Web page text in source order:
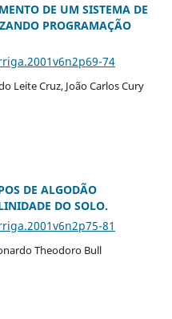
DE UM SISTEMA DE
PROGRAMAÇÃO
74
Leite Cruz, João Carlos Cury
DE ALGODÃO
DO SOLO.
81
Theodoro Bull